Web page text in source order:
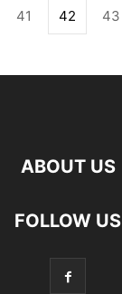
41 42 43
ABOUT US
FOLLOW US